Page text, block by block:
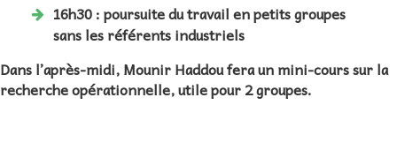
16h30 :poursuite du travail en petits groupes
sans les référents industriels
Dans l’après-midi, Mounir Haddou fera un mini-cours sur la
recherche opérationnelle, utile pour 2 groupes.